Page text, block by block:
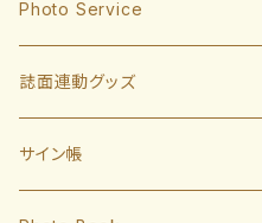
東浜巨
有原航平
捕手
甲斐拓也
海野隆司
内野手
川瀬晃
山川穂高
外野手
Photo Service
誌面連動グッズ
サイン帳